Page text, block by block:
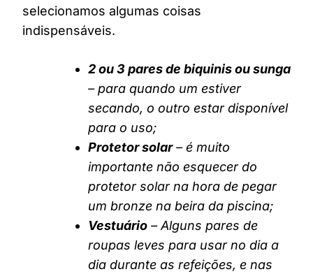
selecionamos algumas coisas
indispensáveis.
2 ou 3 pares de biquinis ou sunga
– para quando um estiver
secando, o outro estar disponível
para o uso;
Protetor solar– é muito
importante não esquecer do
protetor solar na hora de pegar
um bronze na beira da piscina;
Vestuário – Alguns pares de
roupas leves para usar no dia a
dia durante as refeições, e nas